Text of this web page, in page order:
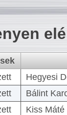
Hegyesi
Bálint
Kiss